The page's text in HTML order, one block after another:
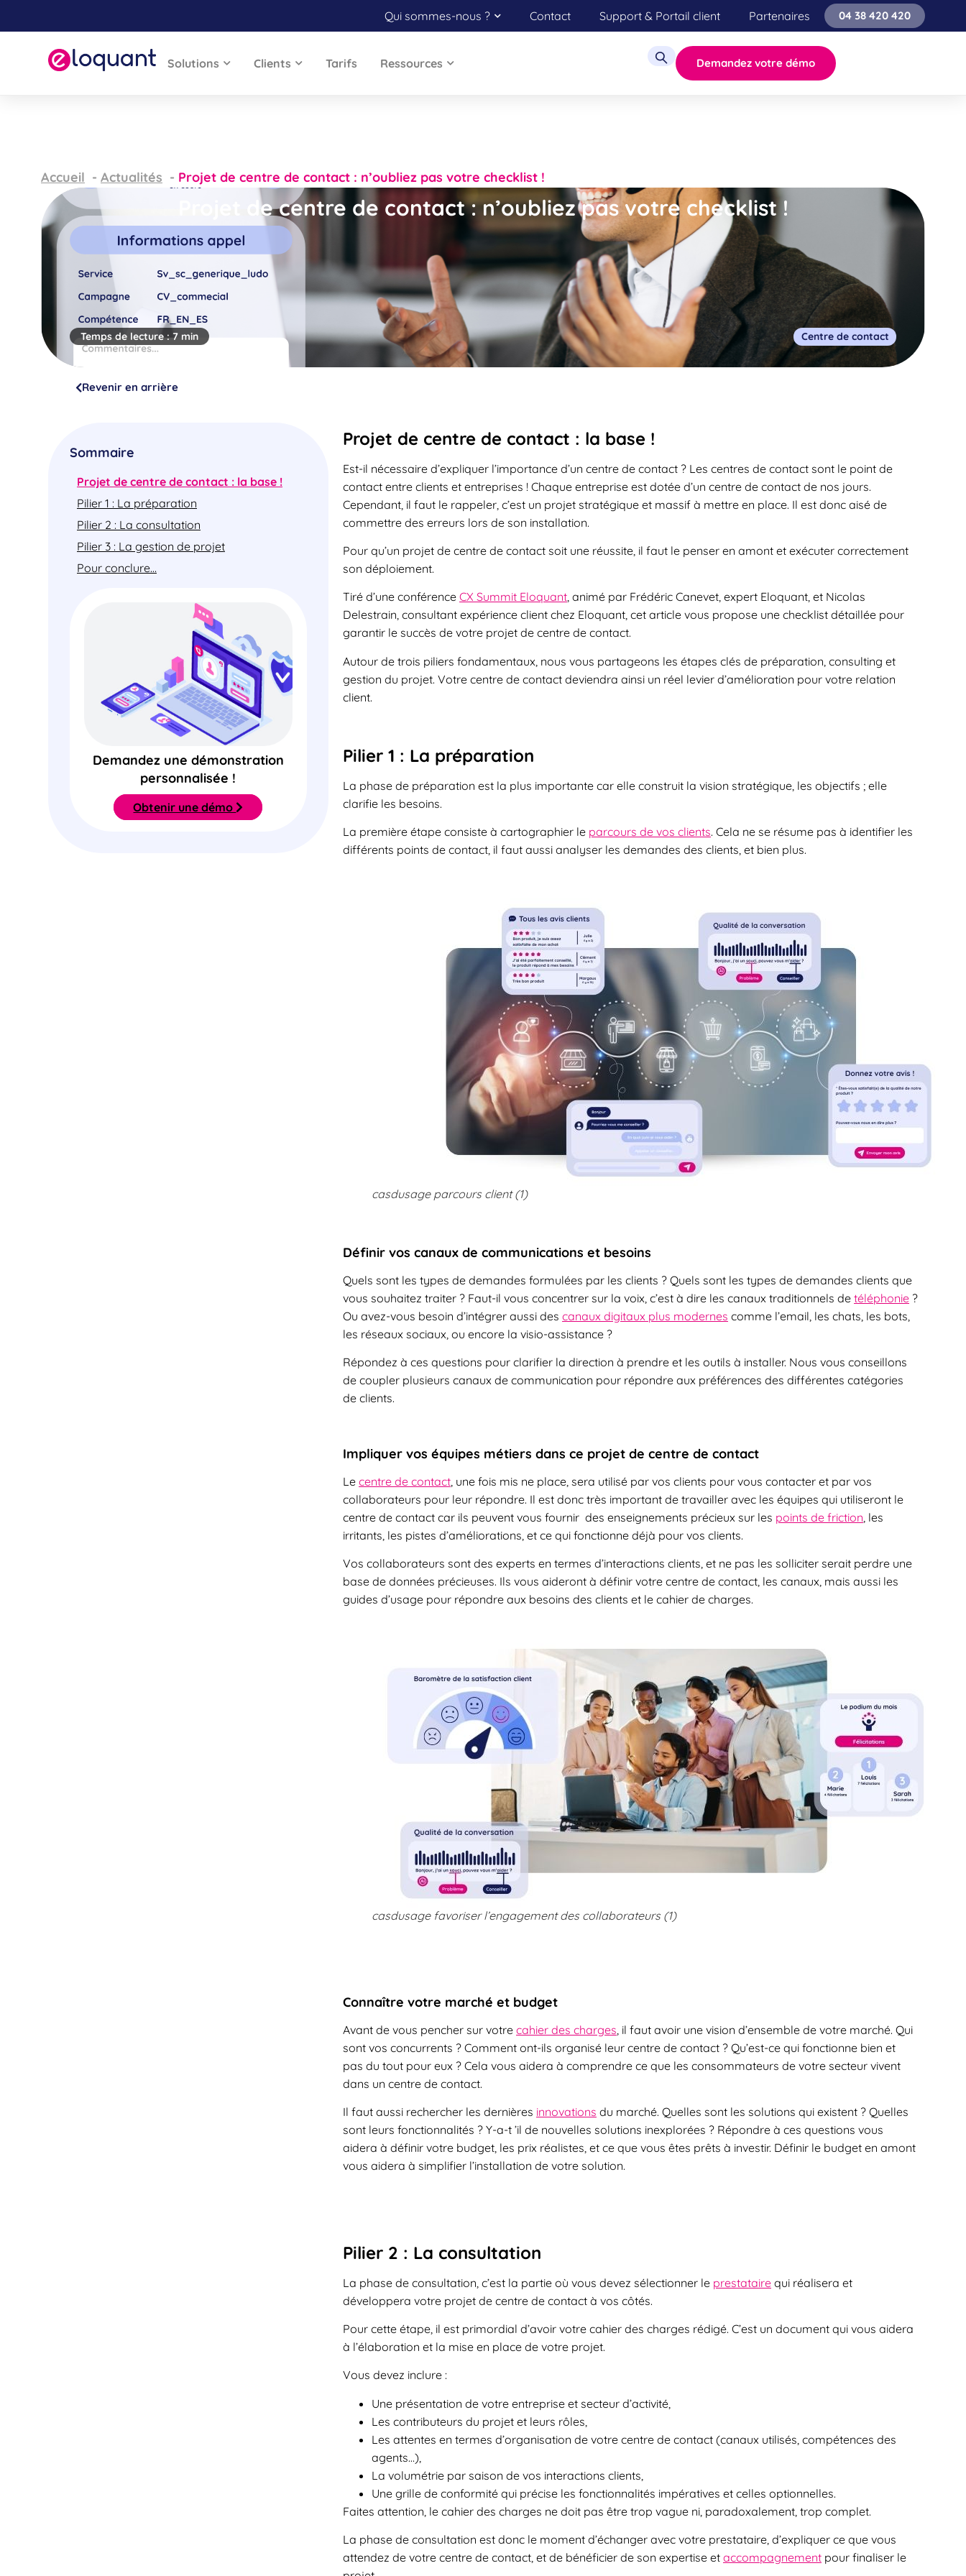
Qui sommes-nous ? Contact Support & Portail client Partenaires 04 38 420 420
Solutions Clients Tarifs Ressources Demandez votre démo
Accueil Actualités Projet de centre de contact : n’oubliez pas votre checklist !
Projet de centre de contact : n’oubliez pas votre checklist !
Temps de lecture :7 min Centre de contact
Revenir en arrière
Sommaire
Projet de centre de contact : la base !
Pilier 1 : La préparation
Pilier 2 : La consultation
Pilier 3 : La gestion de projet
Pour conclure…
Demandez une démonstration
personnalisée !
Obtenir une démo
Projet de centre de contact : la base !
Est-il nécessaire d’expliquer l’importance d’un centre de contact ? Les centres de contact sont le point de
contact entre clients et entreprises ! Chaque entreprise est dotée d’un centre de contact de nos jours.
Cependant, il faut le rappeler, c’est un projet stratégique et massif à mettre en place. Il est donc aisé de
commettre des erreurs lors de son installation.
Pour qu’un projet de centre de contact soit une réussite, il faut le penser en amont et exécuter correctement
son déploiement.
Tiré d’une conférence CX Summit Eloquant, animé par Frédéric Canevet, expert Eloquant, et Nicolas
Delestrain, consultant expérience client chez Eloquant, cet article vous propose une checklist détaillée pour
garantir le succès de votre projet de centre de contact.
Autour de trois piliers fondamentaux, nous vous partageons les étapes clés de préparation, consulting et
gestion du projet. Votre centre de contact deviendra ainsi un réel levier d’amélioration pour votre relation
client.
Pilier 1 : La préparation
La phase de préparation est la plus importante car elle construit la vision stratégique, les objectifs ; elle
clarifie les besoins.
La première étape consiste à cartographier le parcours de vos clients. Cela ne se résume pas à identifier les
différents points de contact, il faut aussi analyser les demandes des clients, et bien plus.
casdusage parcours client (1)
Définir vos canaux de communications et besoins
Quels sont les types de demandes formulées par les clients ? Quels sont les types de demandes clients que
vous souhaitez traiter ? Faut-il vous concentrer sur la voix, c’est à dire les canaux traditionnels de téléphonie?
Ou avez-vous besoin d’intégrer aussi des canaux digitaux plus modernes comme l’email, les chats, les bots,
les réseaux sociaux, ou encore la visio-assistance ?
Répondez à ces questions pour clarifier la direction à prendre et les outils à installer. Nous vous conseillons
de coupler plusieurs canaux de communication pour répondre aux préférences des différentes catégories
de clients.
Impliquer vos équipes métiers dans ce projet de centre de contact
Le centre de contact, une fois mis ne place, sera utilisé par vos clients pour vous contacter et par vos
collaborateurs pour leur répondre. Il est donc très important de travailler avec les équipes qui utiliseront le
centre de contact car ils peuvent vous fournir des enseignements précieux sur les points de friction , les
irritants, les pistes d’améliorations, et ce qui fonctionne déjà pour vos clients.
Vos collaborateurs sont des experts en termes d’interactions clients, et ne pas les solliciter serait perdre une
base de données précieuses. Ils vous aideront à définir votre centre de contact, les canaux, mais aussi les
guides d’usage pour répondre aux besoins des clients et le cahier de charges.
casdusage favoriser l’engagement des collaborateurs (1)
Connaître votre marché et budget
Avant de vous pencher sur votre cahier des charges, il faut avoir une vision d’ensemble de votre marché. Qui
sont vos concurrents ? Comment ont-ils organisé leur centre de contact ? Qu’est-ce qui fonctionne bien et
pas du tout pour eux ? Cela vous aidera à comprendre ce que les consommateurs de votre secteur vivent
dans un centre de contact.
Il faut aussi rechercher les dernières innovations du marché. Quelles sont les solutions qui existent ? Quelles
sont leurs fonctionnalités ? Y-a-t ’il de nouvelles solutions inexplorées ? Répondre à ces questions vous
aidera à définir votre budget, les prix réalistes, et ce que vous êtes prêts à investir. Définir le budget en amont
vous aidera à simplifier l’installation de votre solution.
Pilier 2 : La consultation
La phase de consultation, c’est la partie où vous devez sélectionner le prestatairequi réalisera et
développera votre projet de centre de contact à vos côtés.
Pour cette étape, il est primordial d’avoir votre cahier des charges rédigé. C’est un document qui vous aidera
à l’élaboration et la mise en place de votre projet.
Vous devez inclure :
Une présentation de votre entreprise et secteur d’activité,
Les contributeurs du projet et leurs rôles,
Les attentes en termes d’organisation de votre centre de contact (canaux utilisés, compétences des
agents…),
La volumétrie par saison de vos interactions clients,
Une grille de conformité qui précise les fonctionnalités impératives et celles optionnelles.
Faites attention, le cahier des charges ne doit pas être trop vague ni, paradoxalement, trop complet.
La phase de consultation est donc le moment d’échanger avec votre prestataire, d’expliquer ce que vous
attendez de votre centre de contact, et de bénéficier de son expertise et accompagnementpour finaliser le